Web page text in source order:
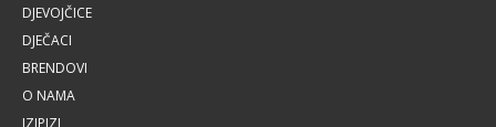
DJEVOJČICE
DJEČACI
BRENDOVI
O NAMA